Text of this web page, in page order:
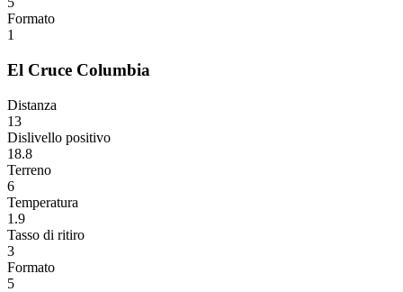
Formato
1
El Cruce Columbia
Distanza
13
Dislivello positivo
18.8
Terreno
6
Temperatura
1.9
Tasso di ritiro
3
Formato
5